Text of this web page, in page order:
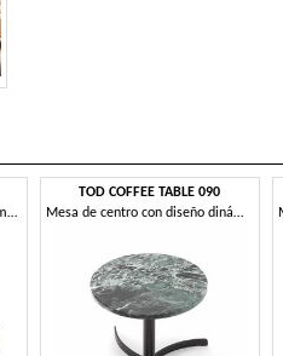
Mesa redonda con diseño minimalista.
TOD COFFEE TABLE 090
Mesa de centro con diseño dinámico